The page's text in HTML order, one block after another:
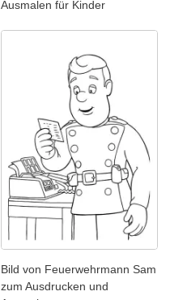
Ausmalen für Kinder
Bild von Feuerwehrmann Sam
zum Ausdrucken und